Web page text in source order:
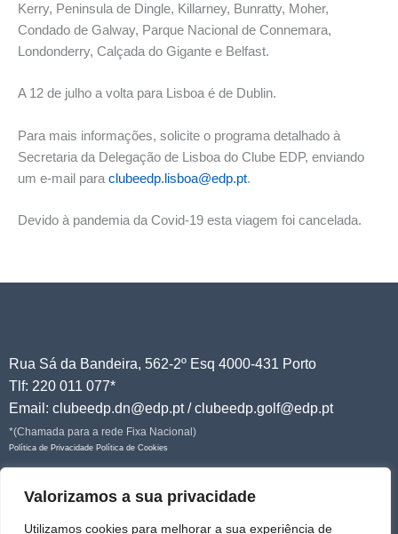
Valorizamos a sua privacidade
Utilizamos cookies para melhorar a sua experiência de
Kerry, Peninsula de Dingle, Killarney, Bunratty, Moher,
Condado de Galway, Parque Nacional de Connemara,
Londonderry, Calçada do Gigante e Belfast.
A 12 de julho a volta para Lisboa é de Dublin.
Para mais informações, solicite o programa detalhado à
Secretaria da Delegação de Lisboa do Clube EDP, enviando
um e-mail para clubeedp.lisboa@edp.pt.
Devido à pandemia da Covid-19 esta viagem foi cancelada.
Rua Sá da Bandeira, 562-2º Esq 4000-431 Porto
Tlf: 220 011 077*
Email: clubeedp.dn@edp.pt / clubeedp.golf@edp.pt
*(Chamada para a rede Fixa Nacional)
Política de Privacidade Política de Cookies